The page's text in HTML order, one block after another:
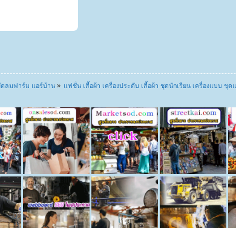
ลมฟาร์ม แอร์บ้าน» แฟชั่น เสื้อผ้า เครื่องประดับ เสื้อผ้า ชุดนักเรียน เครื่องแบบ ชุ